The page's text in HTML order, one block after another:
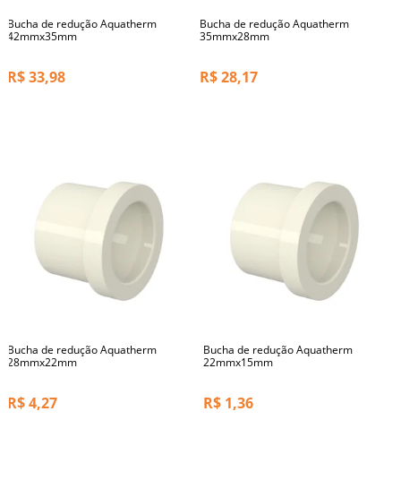
Bucha de redução Aquatherm
42mmx35mm
R$33,98
Bucha de redução Aquatherm
35mmx28mm
R$28,17
Bucha de redução Aquatherm
28mmx22mm
R$4,27
Bucha de redução Aquatherm
22mmx15mm
R$ 1,36